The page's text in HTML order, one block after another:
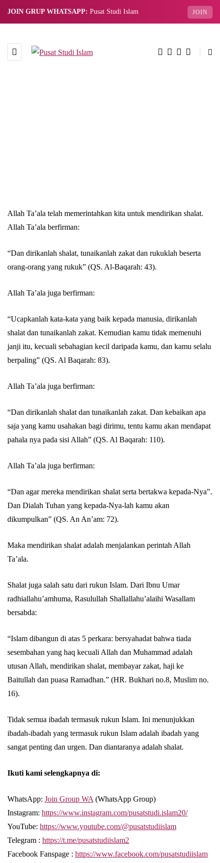
JOIN GRUP WHATSAPP: Pusat Studi Islam JOIN
Allah Ta’ala telah memerintahkan kita untuk mendirikan shalat.
Allah Ta’ala berfirman:
“Dan dirikanlah shalat, tunaikanlah zakat dan rukuklah beserta
orang-orang yang rukuk” (QS. Al-Baqarah: 43).
Allah Ta’ala juga berfirman:
“Ucapkanlah kata-kata yang baik kepada manusia, dirikanlah
shalat dan tunaikanlah zakat. Kemudian kamu tidak memenuhi
janji itu, kecuali sebahagian kecil daripada kamu, dan kamu selalu
berpaling” (QS. Al Baqarah: 83).
Allah Ta’ala juga berfirman:
“Dan dirikanlah shalat dan tunaikanlah zakat. Dan kebaikan apa
saja yang kamu usahakan bagi dirimu, tentu kamu akan mendapat
pahala nya pada sisi Allah” (QS. Al Baqarah: 110).
Allah Ta’ala juga berfirman:
“Dan agar mereka mendirikan shalat serta bertakwa kepada-Nya”.
Dan Dialah Tuhan yang kepada-Nya-lah kamu akan
dikumpulkan” (QS. An An’am: 72).
Maka mendirikan shalat adalah menjalankan perintah Allah
Ta’ala.
Shalat juga salah satu dari rukun Islam. Dari Ibnu Umar
radhiallahu’amhuma, Rasulullah Shallallahu’alaihi Wasallam
bersabda:
“Islam dibangun di atas 5 perkara: bersyahadat bahwa tiada
sesembahan yang haq kecuali Allah dan Muhammad adalah
utusan Allah, mendirikan shalat, membayar zakat, haji ke
Baitullah dan puasa Ramadhan.” (HR. Bukhari no.8, Muslim no.
16).
Tidak semua ibadah termasuk rukun Islam. Ini menunjukkan
ibadah-ibadah yang termasuk rukun Islam adalah ibadah yang
sangat penting dan urgen. Dan diantaranya adalah shalat.
Ikuti kami selengkapnya di:
WhatsApp: Join Group WA (WhatsApp Group)
Instagram: https://www.instagram.com/pusatstudi.islam20/
YouTube: https://www.youtube.com/@pusatstudiislam
Telegram : https://t.me/pusatstudiislam2
Facebook Fanspage : https://www.facebook.com/pusatstudiislam